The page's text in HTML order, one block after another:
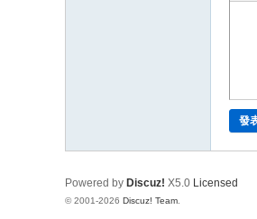
發
Powered by Discuz! X5.0 Licensed
© 2001-2026 Discuz! Team